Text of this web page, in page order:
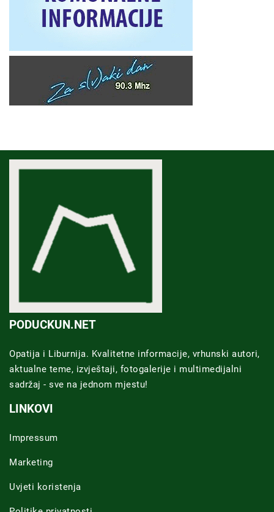
PODUCKUN.NET
Opatija i Liburnija. Kvalitetne informacije, vrhunski autori,
aktualne teme, izvještaji, fotogalerije i multimedijalni
sadržaj - sve na jednom mjestu!
LINKOVI
Impressum
Marketing
Uvjeti koristenja